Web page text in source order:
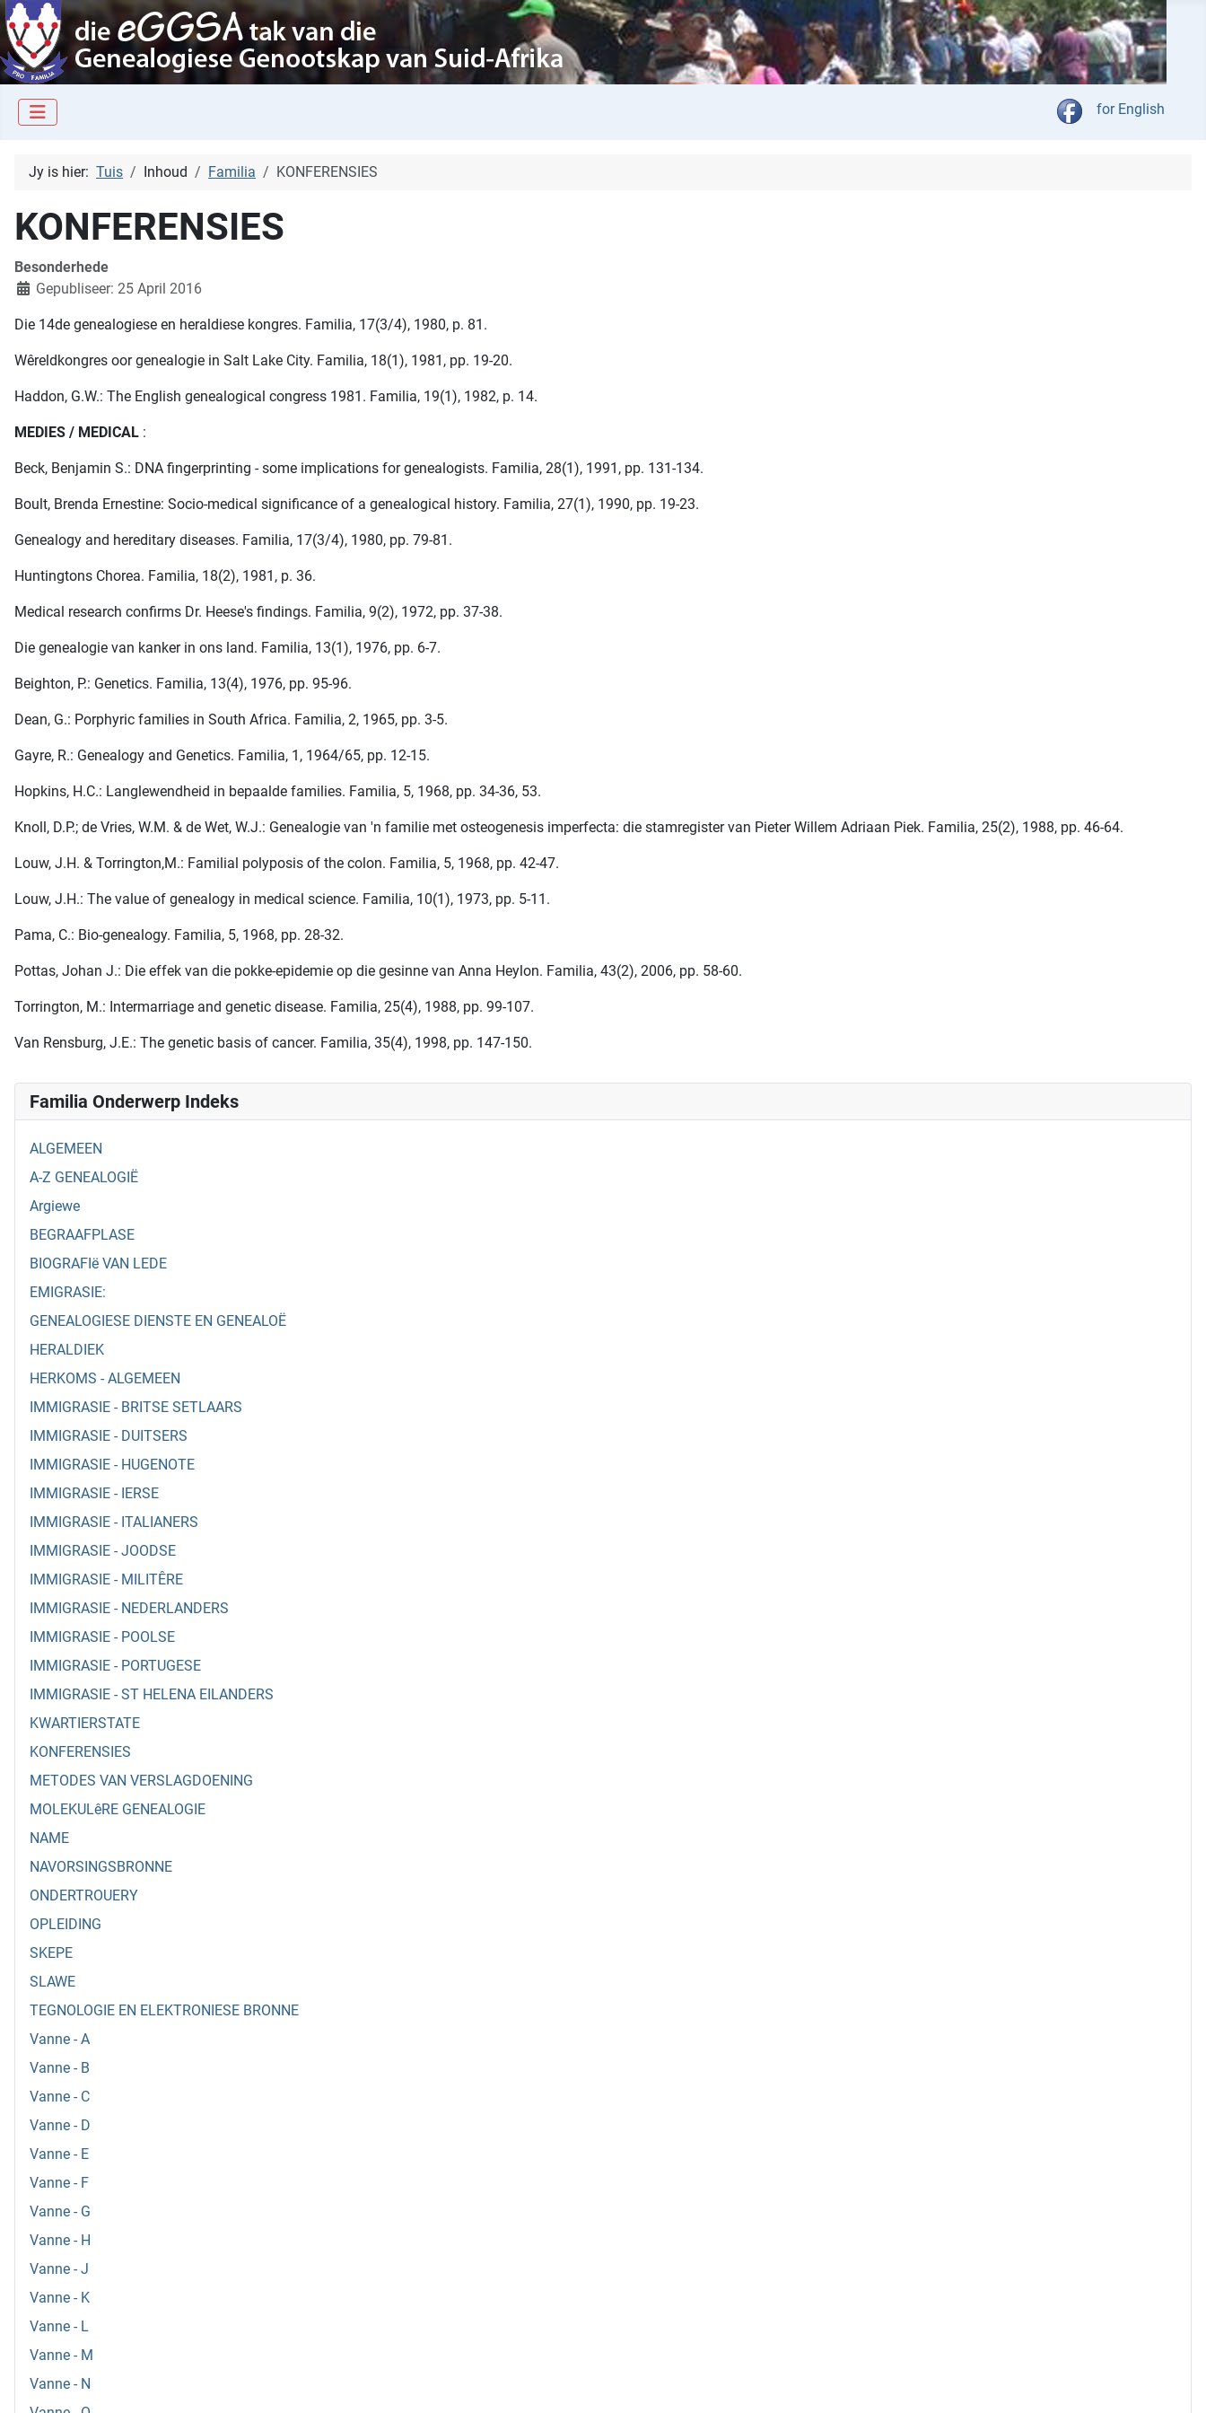
Kies jou taal
for English
Familia Onderwerp Indeks
ALGEMEEN
A-Z GENEALOGIË
Argiewe
BEGRAAFPLASE
BIOGRAFIë VAN LEDE
EMIGRASIE:
GENEALOGIESE DIENSTE EN GENEALOË
HERALDIEK
HERKOMS - ALGEMEEN
IMMIGRASIE - BRITSE SETLAARS
IMMIGRASIE - DUITSERS
IMMIGRASIE - HUGENOTE
IMMIGRASIE - IERSE
IMMIGRASIE - ITALIANERS
IMMIGRASIE - JOODSE
IMMIGRASIE - MILITÊRE
IMMIGRASIE - NEDERLANDERS
IMMIGRASIE - POOLSE
IMMIGRASIE - PORTUGESE
IMMIGRASIE - ST HELENA EILANDERS
KWARTIERSTATE
KONFERENSIES
METODES VAN VERSLAGDOENING
MOLEKULêRE GENEALOGIE
NAME
NAVORSINGSBRONNE
ONDERTROUERY
OPLEIDING
SKEPE
SLAWE
TEGNOLOGIE EN ELEKTRONIESE BRONNE
Vanne - A
Vanne - B
Vanne - C
Vanne - D
Vanne - E
Vanne - F
Vanne - G
Vanne - H
Vanne - J
Vanne - K
Vanne - L
Vanne - M
Vanne - N
Jy is hier: Tuis Inhoud Familia KONFERENSIES
KONFERENSIES
Besonderhede
Gepubliseer: 25 April 2016
Die 14de genealogiese en heraldiese kongres. Familia, 17(3/4), 1980, p. 81.
Wêreldkongres oor genealogie in Salt Lake City. Familia, 18(1), 1981, pp. 19-20.
Haddon, G.W.: The English genealogical congress 1981. Familia, 19(1), 1982, p. 14.
MEDIES / MEDICAL :
Beck, Benjamin S.: DNA fingerprinting - some implications for genealogists. Familia, 28(1), 1991, pp. 131-134.
Boult, Brenda Ernestine: Socio-medical significance of a genealogical history. Familia, 27(1), 1990, pp. 19-23.
Genealogy and hereditary diseases. Familia, 17(3/4), 1980, pp. 79-81.
Huntingtons Chorea. Familia, 18(2), 1981, p. 36.
Medical research confirms Dr. Heese's findings. Familia, 9(2), 1972, pp. 37-38.
Die genealogie van kanker in ons land. Familia, 13(1), 1976, pp. 6-7.
Beighton, P.: Genetics. Familia, 13(4), 1976, pp. 95-96.
Dean, G.: Porphyric families in South Africa. Familia, 2, 1965, pp. 3-5.
Gayre, R.: Genealogy and Genetics. Familia, 1, 1964/65, pp. 12-15.
Hopkins, H.C.: Langlewendheid in bepaalde families. Familia, 5, 1968, pp. 34-36, 53.
Knoll, D.P.; de Vries, W.M. & de Wet, W.J.: Genealogie van 'n familie met osteogenesis imperfecta: die stamregister van Pieter Willem Adriaan Piek. Familia, 25(2), 1988, pp. 46-64.
Louw, J.H. & Torrington,M.: Familial polyposis of the colon. Familia, 5, 1968, pp. 42-47.
Louw, J.H.: The value of genealogy in medical science. Familia, 10(1), 1973, pp. 5-11.
Pama, C.: Bio-genealogy. Familia, 5, 1968, pp. 28-32.
Pottas, Johan J.: Die effek van die pokke-epidemie op die gesinne van Anna Heylon. Familia, 43(2), 2006, pp. 58-60.
Torrington, M.: Intermarriage and genetic disease. Familia, 25(4), 1988, pp. 99-107.
Van Rensburg, J.E.: The genetic basis of cancer. Familia, 35(4), 1998, pp. 147-150.